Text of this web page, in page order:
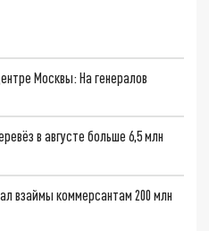
Москвы: На генералов
в августе больше 6,5 млн
взаймы коммерсантам 200 млн